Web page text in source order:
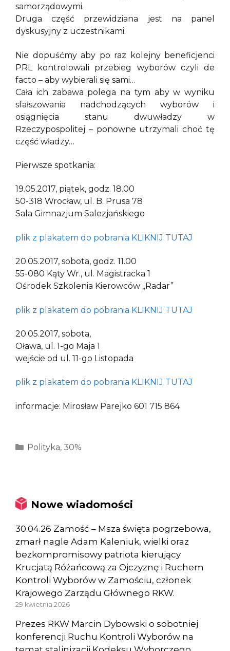
samorządowymi.
Druga część przewidziana jest na panel
dyskusyjny z uczestnikami.
Nie dopuśćmy aby po raz kolejny beneficjenci
PRL kontrolowali przebieg wyborów czyli de
facto – aby wybierali się sami…
Cała ich zabawa polega na tym aby w wyniku
sfałszowania nadchodzących wyborów i
osiągnięcia stanu dwuwładzy w
Rzeczypospolitej – ponowne utrzymali choć tę
część władzy…
Pierwsze spotkania:
19.05.2017, piątek, godz. 18.00
50-318 Wrocław, ul. B. Prusa 78
Sala Gimnazjum Salezjańskiego
plik z plakatem do pobrania KLIKNIJ TUTAJ
20.05.2017, sobota, godz. 11.00
55-080 Kąty Wr., ul. Magistracka 1
Ośrodek Szkolenia Kierowców „Radar”
plik z plakatem do pobrania KLIKNIJ TUTAJ
20.05.2017, sobota,
Oława, ul. 1-go Maja 1
wejście od ul. 11-go Listopada
plik z plakatem do pobrania KLIKNIJ TUTAJ
informacje: Mirosław Parejko 601 715 864
Kategorie
Polityka, 30%
Nowe wiadomości
30.04.26 Zamość – Msza święta pogrzebowa,
zmarł nagle Adam Kaleniuk, wielki oraz
bezkompromisowy patriota kierujący
Krucjatą Różańcową za Ojczyznę i Ruchem
Kontroli Wyborów w Zamościu, członek
Krajowego Zarządu Głównego RKW.
29 kwietnia 2026
Prezes RKW Marcin Dybowski o sobotniej
konferencji Ruchu Kontroli Wyborów na